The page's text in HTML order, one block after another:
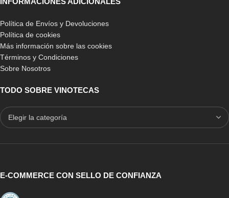
Política de Envíos y Devoluciones
Política de cookies
Más información sobre las cookies
Términos y Condiciones
Sobre Nosotros
TODO SOBRE VINOTECAS
E-COMMERCE CON SELLO DE CONFIANZA